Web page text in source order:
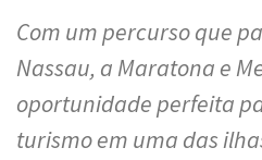
Com um percurso que
Nassau, a Maratona e
oportunidade perfeita
turismo em uma das